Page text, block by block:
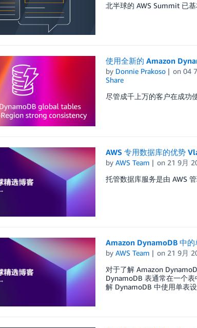
北半球的 AWS Summit 已
使用全新的 Amazon
by Donnie Prakoso on04
Share
尽管成千上万的客户在成功
AWS 专用数据库的优势
by AWS Team on 21 9月
托管数据库服务是由 AWS
Amazon DynamoDB 中的
by AWS Team on 21 9月
对于了解 Amazon
DynamoDB 表通常在一个
解 DynamoDB 中使用单表